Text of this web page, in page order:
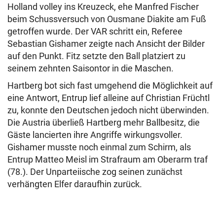
Holland volley ins Kreuzeck, ehe Manfred Fischer
beim Schussversuch von Ousmane Diakite am Fuß
getroffen wurde. Der VAR schritt ein, Referee
Sebastian Gishamer zeigte nach Ansicht der Bilder
auf den Punkt. Fitz setzte den Ball platziert zu
seinem zehnten Saisontor in die Maschen.
Hartberg bot sich fast umgehend die Möglichkeit auf
eine Antwort, Entrup lief alleine auf Christian Früchtl
zu, konnte den Deutschen jedoch nicht überwinden.
Die Austria überließ Hartberg mehr Ballbesitz, die
Gäste lancierten ihre Angriffe wirkungsvoller.
Gishamer musste noch einmal zum Schirm, als
Entrup Matteo Meisl im Strafraum am Oberarm traf
(78.). Der Unparteiische zog seinen zunächst
verhängten Elfer daraufhin zurück.